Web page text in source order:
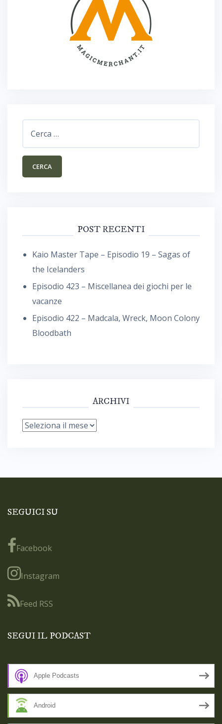
POST RECENTI
Kaio Master Tape – Episodio 19 – Sagas of
the Icelanders
Episodio 423 – Miscellanea dei giochi per le
vacanze
Episodio 422 – Madcala, Wreck, Moon Colony
Bloodbath
ARCHIVI
Archivi
SEGUICI SU
Facebook
Instagram
Feed RSS
SEGUI IL PODCAST
Apple Podcasts
Android